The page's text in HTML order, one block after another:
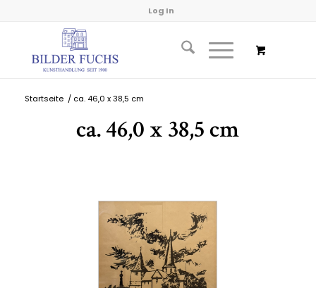
Log In
Startseite / ca. 46,0 x 38,5 cm
ca. 46,0 x 38,5 cm